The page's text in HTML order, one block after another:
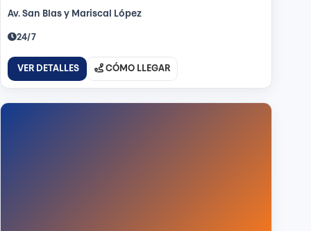
Av. San Blas y Mariscal López
24/7
VER DETALLES CÓMO LLEGAR